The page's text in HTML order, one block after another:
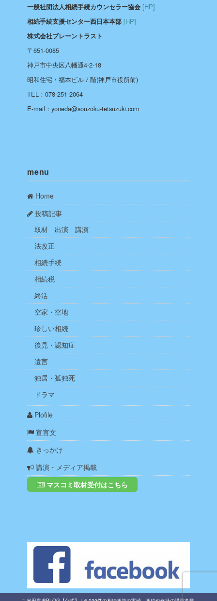
一般社団法人相続手続カウンセラー協会 [HP]
相続手続支援センター西日本本部 [HP]
株式会社ブレーントラスト
〒651-0085
神戸市中央区八幡通4-2-18
昭和住宅・福本ビル７階(神戸市役所前)
TEL：078-251-2064
E-mail：yoneda@souzoku-tetsuzuki.com
menu
Home
投稿記事
取材 出演 講演
法改正
相続手続
相続税
終活
空家・空地
珍しい相続
後見・認知症
遺言
独居・孤独死
ドラマ
Plofile
宣言文
きっかけ
講演・メディア掲載
マスコミ取材受付はこちら